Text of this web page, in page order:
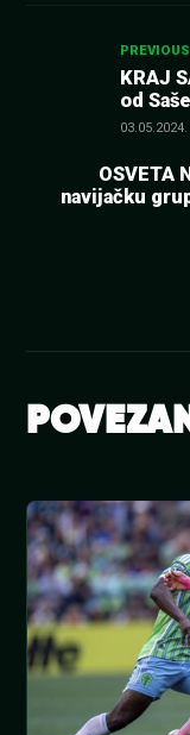
članka
PREVIOUS
KRAJ
od
03.05.2024.
OSVETA
navijačku